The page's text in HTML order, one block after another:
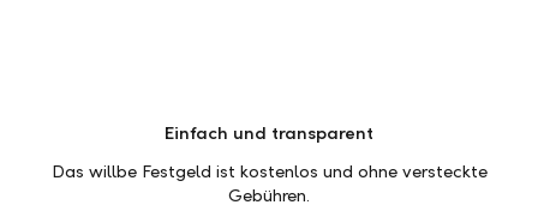
Einfach und transparent
Das willbe Festgeld ist kostenlos und ohne versteckte
Gebühren.